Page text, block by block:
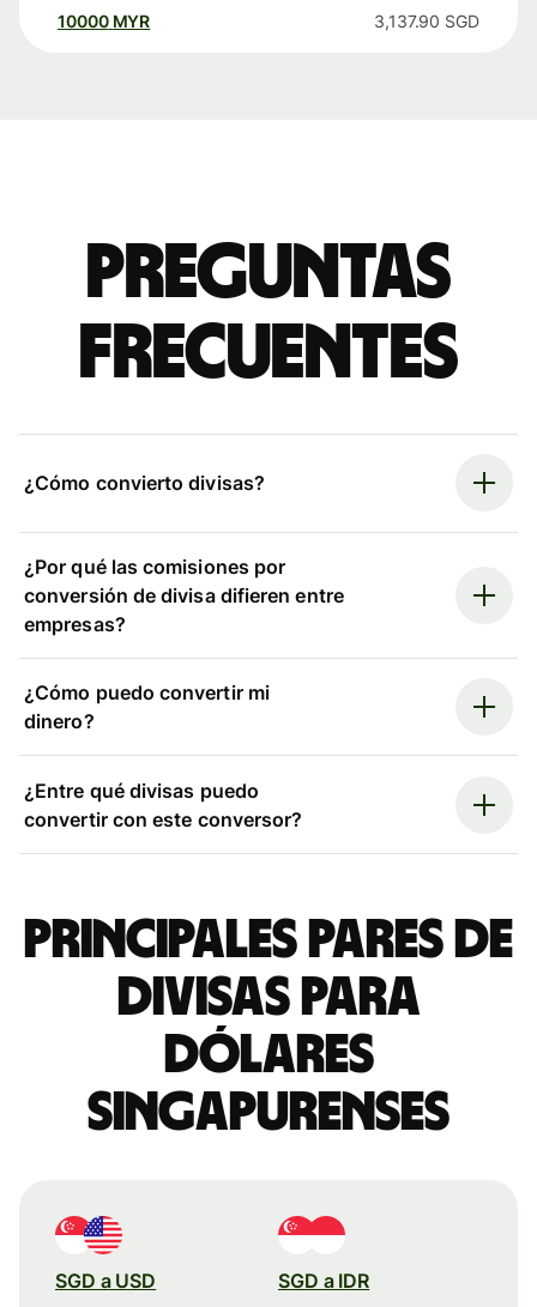
10000 MYR 3,137.90 SGD
Preguntas
frecuentes
¿Cómo convierto divisas?
¿Por qué las comisiones por
conversión de divisa difieren entre
empresas?
¿Cómo puedo convertir mi
dinero?
¿Entre qué divisas puedo
convertir con este conversor?
Principales pares de
divisas para
dólares
singapurenses
SGD a USD SGD a IDR